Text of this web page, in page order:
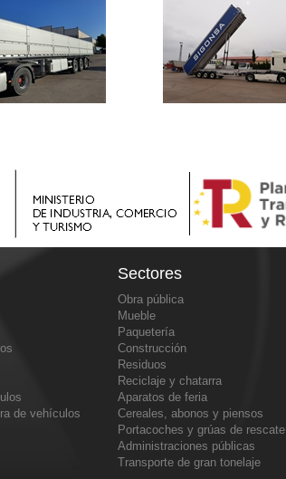
de vehículos
Sectores
Obra pública
Mueble
Paquetería
Construcción
Residuos
Reciclaje y chatarra
Aparatos de feria
Cereales, abonos y piensos
Portacoches y grúas de rescate
Administraciones públicas
Transporte de gran tonelaje